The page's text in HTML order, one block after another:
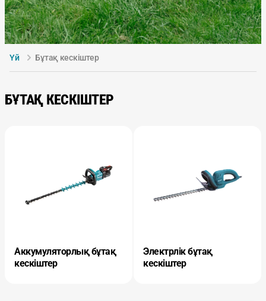
Үй Бұтақ кескіштер
БҰТАҚ КЕСКІШТЕР
Аккумуляторлық бұтақ
кескіштер
Электрлік бұтақ
кескіштер